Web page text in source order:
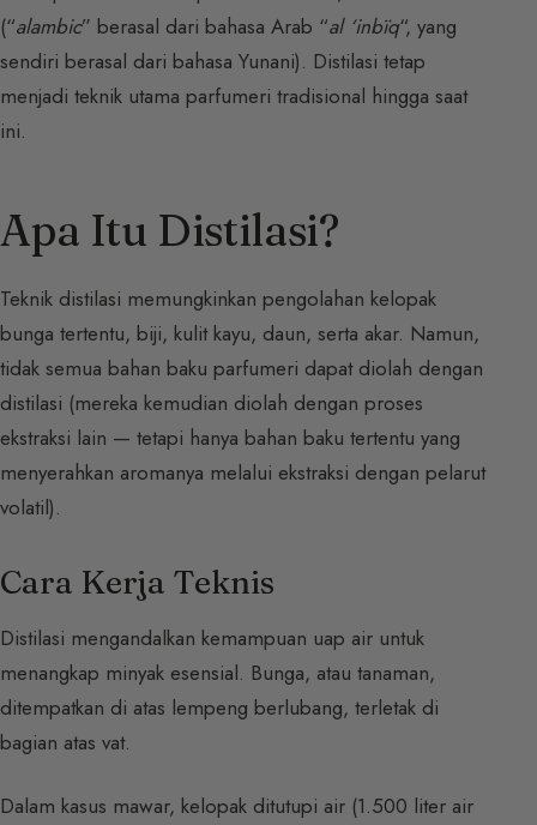
(“alambic” berasal dari bahasa Arab “al ‘inbïq“, yang
sendiri berasal dari bahasa Yunani). Distilasi tetap
menjadi teknik utama parfumeri tradisional hingga saat
ini.
Apa Itu Distilasi?
Teknik distilasi memungkinkan pengolahan kelopak
bunga tertentu, biji, kulit kayu, daun, serta akar. Namun,
tidak semua bahan baku parfumeri dapat diolah dengan
distilasi (mereka kemudian diolah dengan proses
ekstraksi lain — tetapi hanya bahan baku tertentu yang
menyerahkan aromanya melalui ekstraksi dengan pelarut
volatil).
Cara Kerja Teknis
Distilasi mengandalkan kemampuan uap air untuk
menangkap minyak esensial. Bunga, atau tanaman,
ditempatkan di atas lempeng berlubang, terletak di
bagian atas vat.
Dalam kasus mawar, kelopak ditutupi air (1.500 liter air